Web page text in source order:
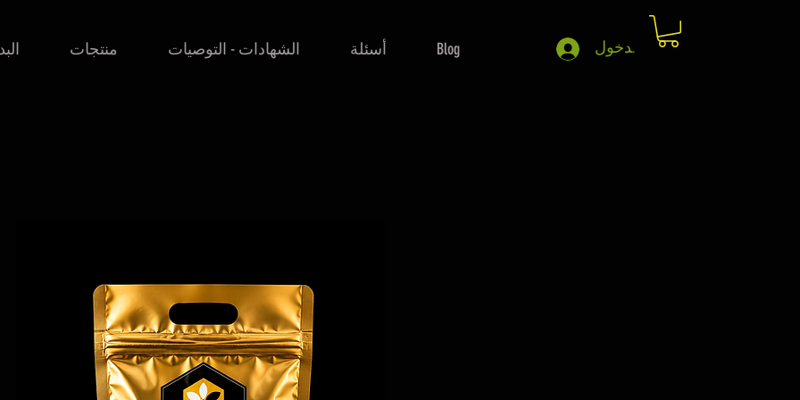
منتجات الشهادات - التوصيات أسئلة Blog تسجيل الدخول